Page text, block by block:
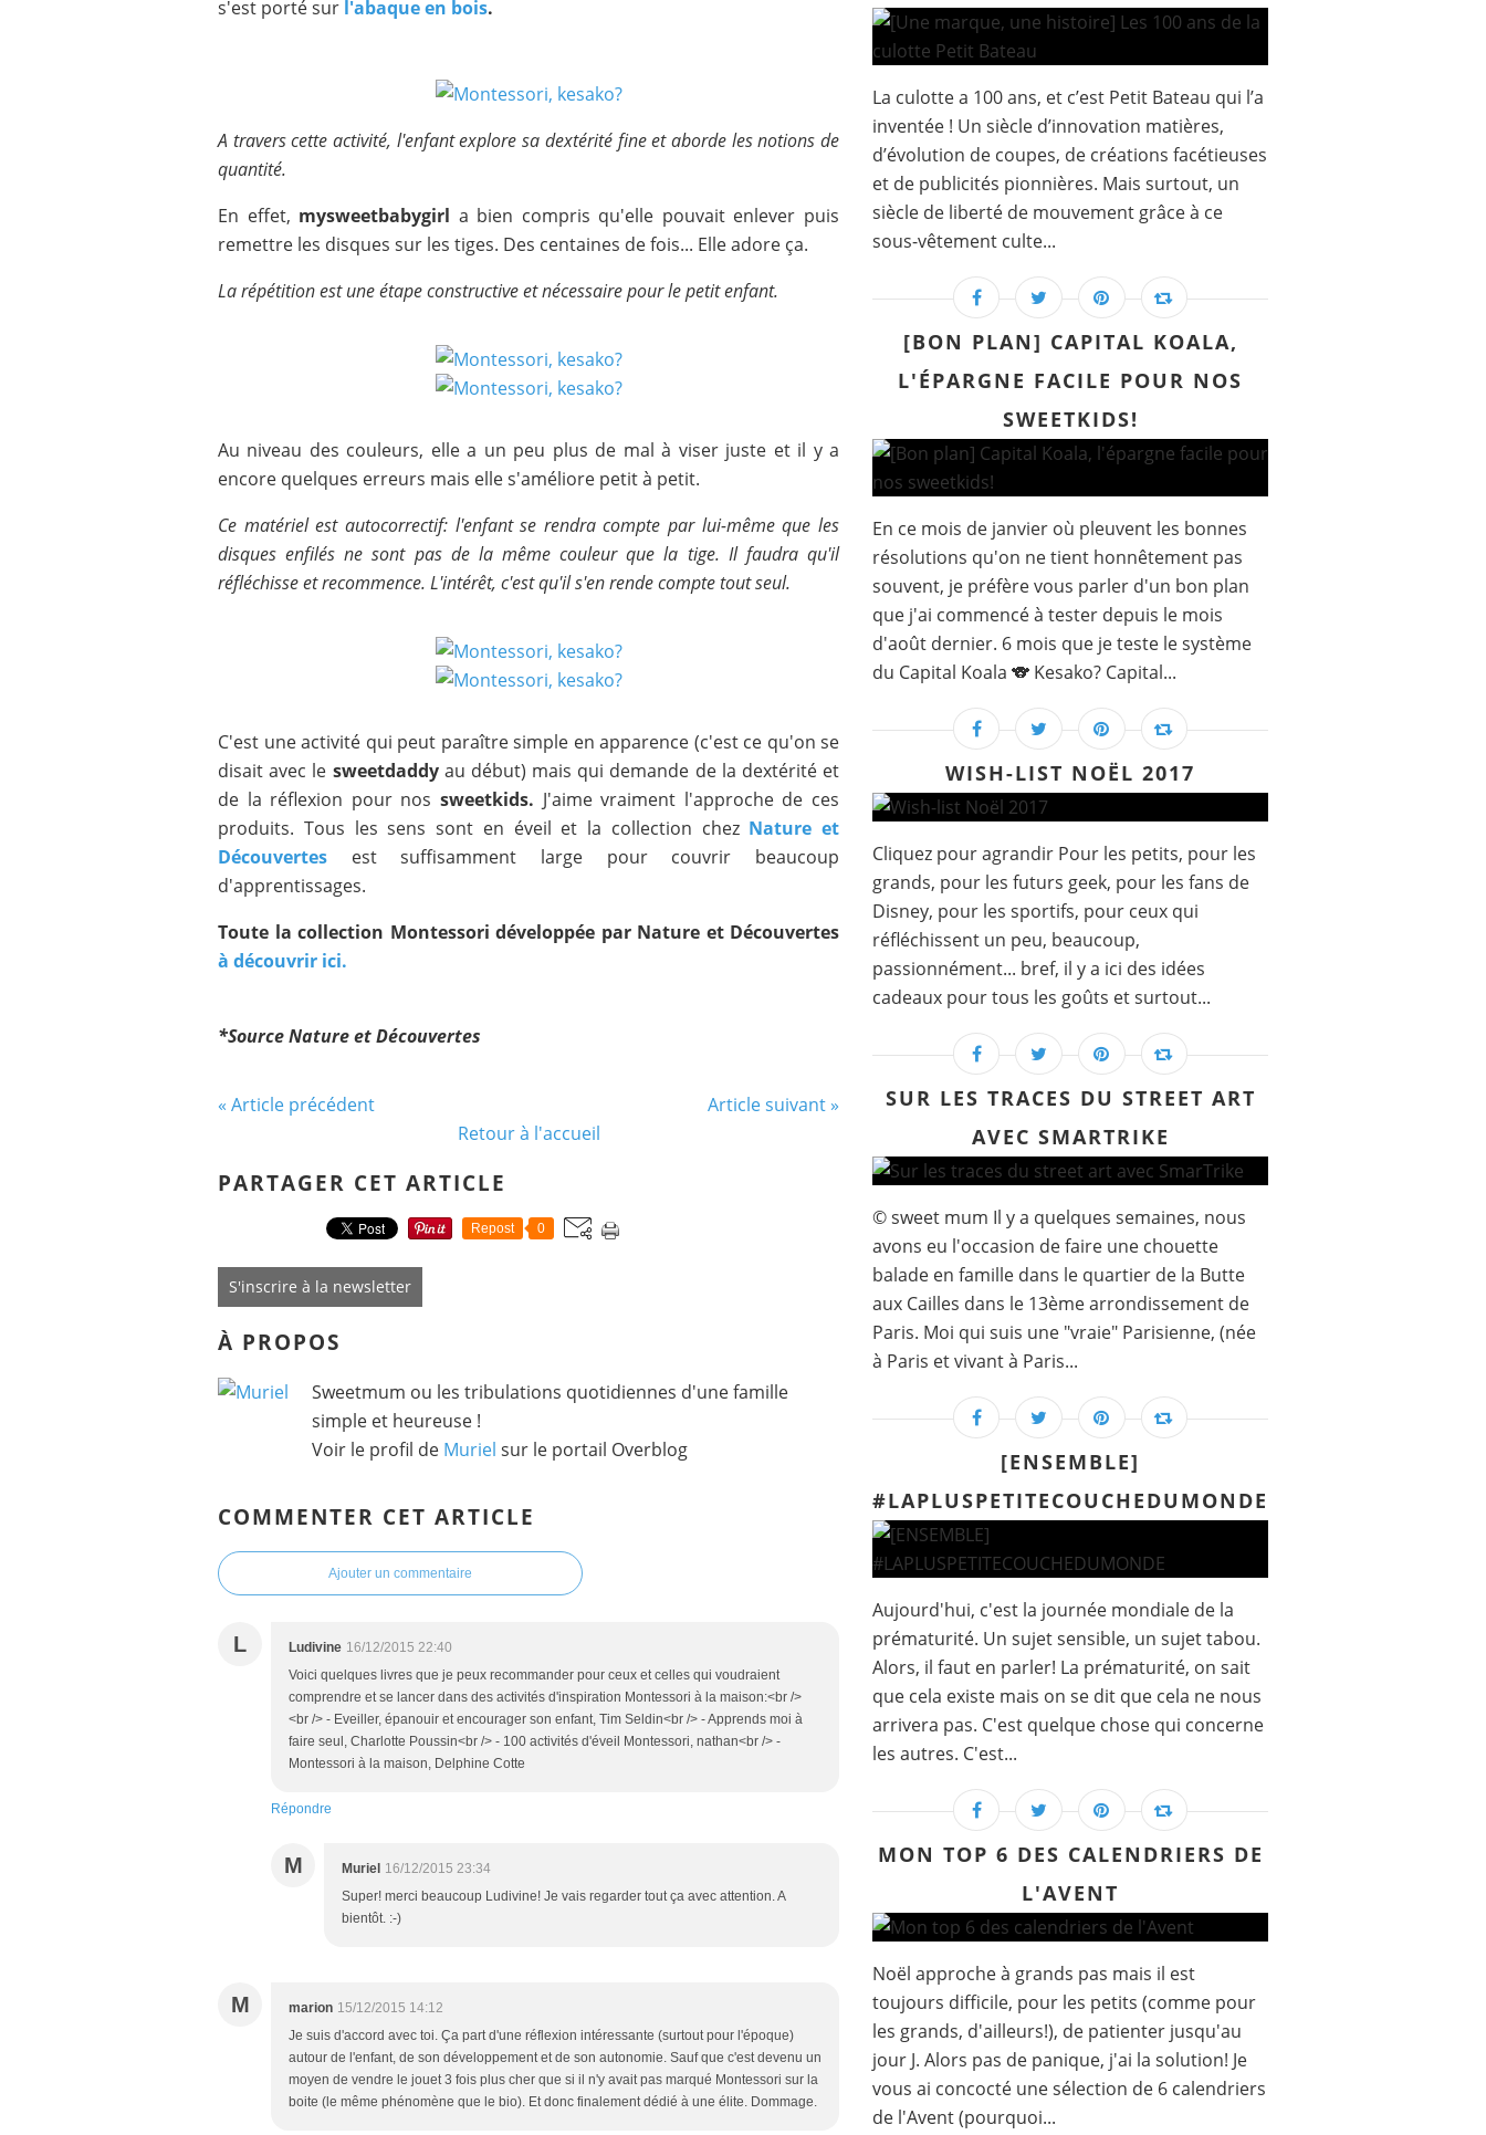
s'est porté sur l'abaque en bois.
A travers cette activité, l'enfant explore sa dextérité fine et aborde les notions de
quantité.
En effet, mysweetbabygirl a bien compris qu'elle pouvait enlever puis
remettre les disques sur les tiges. Des centaines de fois... Elle adore ça.
La répétition est une étape constructive et nécessaire pour le petit enfant.
Au niveau des couleurs, elle a un peu plus de mal à viser juste et il y a
encore quelques erreurs mais elle s'améliore petit à petit.
Ce matériel est autocorrectif: l'enfant se rendra compte par lui-même que les
disques enfilés ne sont pas de la même couleur que la tige. Il faudra qu'il
réfléchisse et recommence. L'intérêt, c'est qu'il s'en rende compte tout seul.
C'est une activité qui peut paraître simple en apparence (c'est ce qu'on se
disait avec le sweetdaddyau début) mais qui demande de la dextérité et
de la réflexion pour nos sweetkids. J'aime vraiment l'approche de ces
produits. Tous les sens sont en éveil et la collection chez Nature et
Découvertes est suffisamment large pour couvrir beaucoup
d'apprentissages.
Toute la collection Montessori développée par Nature et Découvertes
à découvrir ici.
*Source Nature et Découvertes
« Article précédent
Article suivant »
Retour à l'accueil
PARTAGER CET ARTICLE
Repost 0
S'inscrire à la newsletter
À PROPOS
Sweetmum ou les tribulations quotidiennes d'une famille
simple et heureuse !
Voir le profil de Muriel sur le portail Overblog
COMMENTER CET ARTICLE
Ajouter un commentaire
L Ludivine 16/12/2015 22:40
Voici quelques livres que je peux recommander pour ceux et celles qui voudraient
comprendre et se lancer dans des activités d'inspiration Montessori à la maison:<br />
<br /> - Eveiller, épanouir et encourager son enfant, Tim Seldin<br /> - Apprends moi à
faire seul, Charlotte Poussin<br /> - 100 activités d'éveil Montessori, nathan<br /> -
Montessori à la maison, Delphine Cotte
Répondre
M Muriel 16/12/2015 23:34
Super! merci beaucoup Ludivine! Je vais regarder tout ça avec attention. A
bientôt. :-)
M marion 15/12/2015 14:12
Je suis d'accord avec toi. Ça part d'une réflexion intéressante (surtout pour l'époque)
autour de l'enfant, de son développement et de son autonomie. Sauf que c'est devenu un
moyen de vendre le jouet 3 fois plus cher que si il n'y avait pas marqué Montessori sur la
boite (le même phénomène que le bio). Et donc finalement dédié à une élite. Dommage.
La culotte a 100 ans, et c’est Petit Bateau qui l’a
inventée ! Un siècle d’innovation matières,
d’évolution de coupes, de créations facétieuses
et de publicités pionnières. Mais surtout, un
siècle de liberté de mouvement grâce à ce
sous-vêtement culte...
[BON PLAN] CAPITAL KOALA,
L'ÉPARGNE FACILE POUR NOS
SWEETKIDS!
En ce mois de janvier où pleuvent les bonnes
résolutions qu'on ne tient honnêtement pas
souvent, je préfère vous parler d'un bon plan
que j'ai commencé à tester depuis le mois
d'août dernier. 6 mois que je teste le système
du Capital Koala 🐨 Kesako? Capital...
WISH-LIST NOËL 2017
Cliquez pour agrandir Pour les petits, pour les
grands, pour les futurs geek, pour les fans de
Disney, pour les sportifs, pour ceux qui
réfléchissent un peu, beaucoup,
passionnément... bref, il y a ici des idées
cadeaux pour tous les goûts et surtout...
SUR LES TRACES DU STREET ART
AVEC SMARTRIKE
© sweet mum Il y a quelques semaines, nous
avons eu l'occasion de faire une chouette
balade en famille dans le quartier de la Butte
aux Cailles dans le 13ème arrondissement de
Paris. Moi qui suis une "vraie" Parisienne, (née
à Paris et vivant à Paris...
[ENSEMBLE]
#LAPLUSPETITECOUCHEDUMONDE
Aujourd'hui, c'est la journée mondiale de la
prématurité. Un sujet sensible, un sujet tabou.
Alors, il faut en parler! La prématurité, on sait
que cela existe mais on se dit que cela ne nous
arrivera pas. C'est quelque chose qui concerne
les autres. C'est...
MON TOP 6 DES CALENDRIERS DE
L'AVENT
Noël approche à grands pas mais il est
toujours difficile, pour les petits (comme pour
les grands, d'ailleurs!), de patienter jusqu'au
jour J. Alors pas de panique, j'ai la solution! Je
vous ai concocté une sélection de 6 calendriers
de l'Avent (pourquoi...